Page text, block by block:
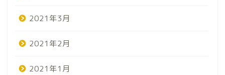
2021年3月
2021年2月
2021年1月